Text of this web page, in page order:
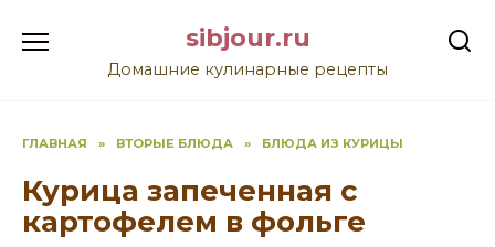
содержанию
sibjour.ru
Домашние кулинарные рецепты
ГЛАВНАЯ » ВТОРЫЕ БЛЮДА » БЛЮДА ИЗ КУРИЦЫ
Курица запеченная с
картофелем в фольге